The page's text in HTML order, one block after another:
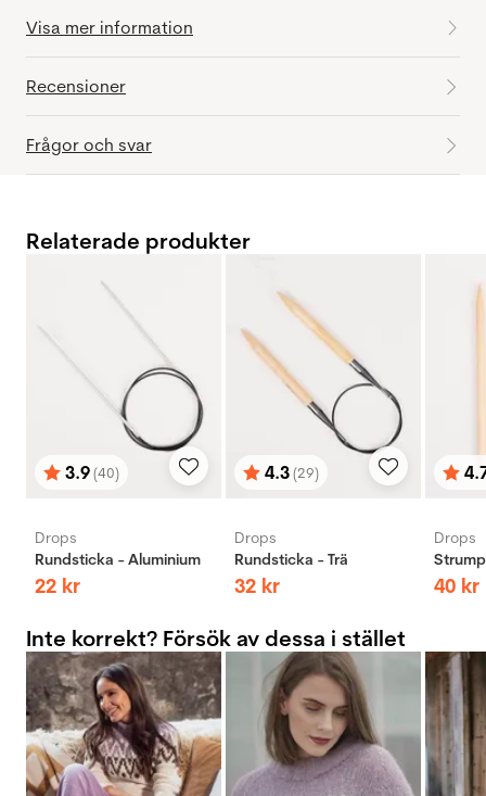
Visa mer information
Recensioner
Frågor och svar
Relaterade produkter
Betyg:
3.9(40)
utav 5 stjärnor
Drops
Rundsticka - Aluminium
22 kr
Betyg:
4.3(29)
utav 5 stjärnor
Drops
Rundsticka - Trä
32 kr
utav
Drops
40 kr
Inte korrekt? Försök av dessa i stället